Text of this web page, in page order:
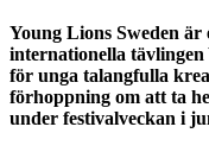
Young Lions Sweden
internationella
för unga talangfulla
förhoppning om att ta
under festivalveckan i